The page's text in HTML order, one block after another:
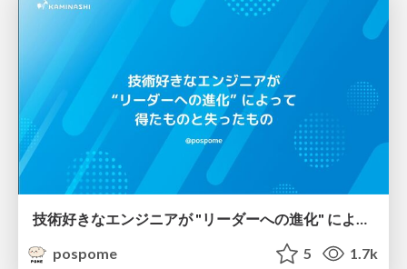
技術好きなエンジニアが "リーダーへの進化" によって得たものと失ったもの
pospome
5 1.7k